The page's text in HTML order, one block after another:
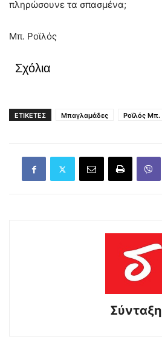
πληρώσουνε τα σπασμένα;
Μπ. Ροϊλός
Σχόλια
ΕΤΙΚΕΤΕΣ Μπαγλαμάδες Ροϊλός Μπ.
Σύνταξη